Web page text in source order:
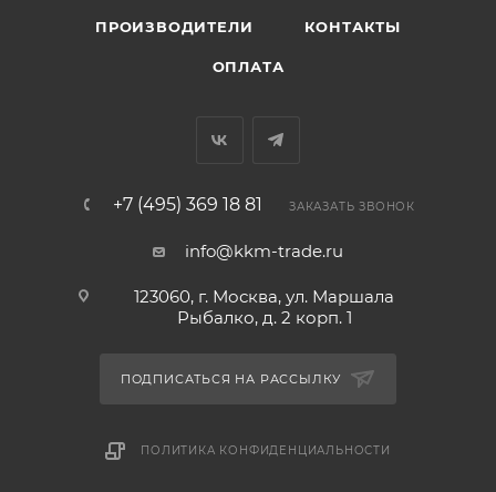
ПРОИЗВОДИТЕЛИ КОНТАКТЫ
ОПЛАТА
+7 (495) 369 18 81 ЗАКАЗАТЬ ЗВОНОК
info@kkm-trade.ru
123060, г. Москва, ул. Маршала
Рыбалко, д. 2 корп. 1
ПОДПИСАТЬСЯ НА РАССЫЛКУ
ПОЛИТИКА КОНФИДЕНЦИАЛЬНОСТИ